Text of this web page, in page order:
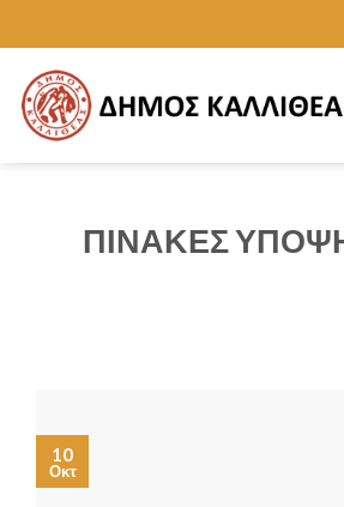
to
content
ΠΙΝΑΚΕΣ
10
Οκτ